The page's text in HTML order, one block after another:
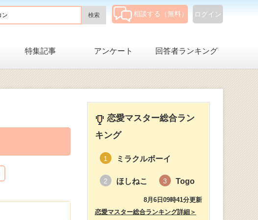
ログイン
相談する（無料）
特集記事 アンケート 回答者ランキング
恋愛マスター総合ラン
キング
1 ミラクルボーイ
2 ほしねこ 3 Togo
8月6日09時41分更新
恋愛マスター総合ランキング詳細＞